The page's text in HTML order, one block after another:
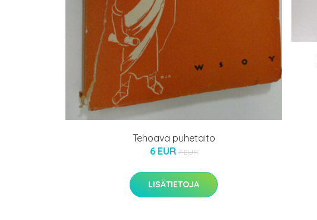
Tehoava puhetaito
6 EUR 7 EUR
LISÄTIETOJA